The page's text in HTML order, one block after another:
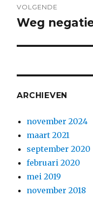
VOLGENDE
Weg
ARCHIEVEN
november 2024
maart 2021
september 2020
februari 2020
mei 2019
november 2018